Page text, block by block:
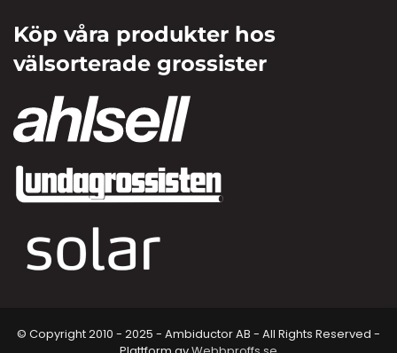
Köp våra produkter hos
välsorterade grossister
© Copyright 2010 - 2025 - Ambiductor AB - All Rights Reserved -